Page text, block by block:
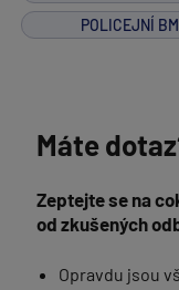
POLICEJNÍ
Máte
Zeptejte se na
od zkušených
Opravdu jsou